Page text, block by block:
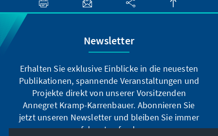
Newsletter
Erhalten Sie exklusive Einblicke in die neuesten
Publikationen, spannende Veranstaltungen und
Projekte direkt von unserer Vorsitzenden
Annegret Kramp-Karrenbauer. Abonnieren Sie
jetzt unseren Newsletter und bleiben Sie immer
auf dem Laufenden.